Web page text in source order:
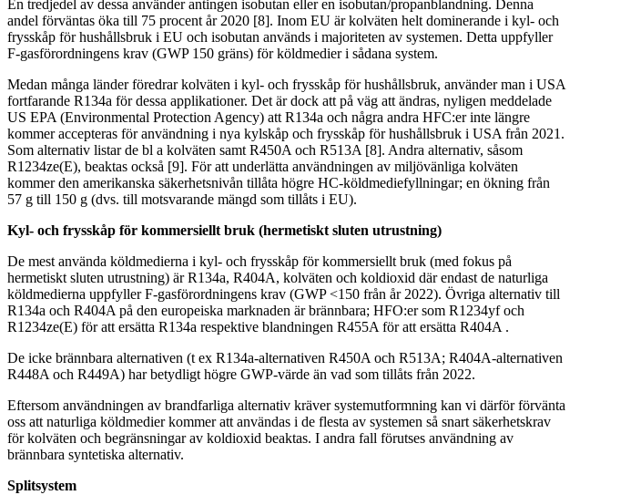
En tredjedel av dessa använder antingen isobutan eller en isobutan/propanblandning. Denna
andel förväntas öka till 75 procent år 2020 [8]. Inom EU är kolväten helt dominerande i kyl- och
frysskåp för hushållsbruk i EU och isobutan används i majoriteten av systemen. Detta uppfyller
F-gasförordningens krav (GWP 150 gräns) för köldmedier i sådana system.
Medan många länder föredrar kolväten i kyl- och frysskåp för hushållsbruk, använder man i USA
fortfarande R134a för dessa applikationer. Det är dock att på väg att ändras, nyligen meddelade
US EPA (Environmental Protection Agency) att R134a och några andra HFC:er inte längre
kommer accepteras för användning i nya kylskåp och frysskåp för hushållsbruk i USA från 2021.
Som alternativ listar de bl a kolväten samt R450A och R513A [8]. Andra alternativ, såsom
R1234ze(E), beaktas också [9]. För att underlätta användningen av miljövänliga kolväten
kommer den amerikanska säkerhetsnivån tillåta högre HC-köldmediefyllningar; en ökning från
57 g till 150 g (dvs. till motsvarande mängd som tillåts i EU).
Kyl- och frysskåp för kommersiellt bruk (hermetiskt sluten utrustning)
De mest använda köldmedierna i kyl- och frysskåp för kommersiellt bruk (med fokus på
hermetiskt sluten utrustning) är R134a, R404A, kolväten och koldioxid där endast de naturliga
köldmedierna uppfyller F-gasförordningens krav (GWP <150 från år 2022). Övriga alternativ till
R134a och R404A på den europeiska marknaden är brännbara; HFO:er som R1234yf och
R1234ze(E) för att ersätta R134a respektive blandningen R455A för att ersätta R404A .
De icke brännbara alternativen (t ex R134a-alternativen R450A och R513A; R404A-alternativen
R448A och R449A) har betydligt högre GWP-värde än vad som tillåts från 2022.
Eftersom användningen av brandfarliga alternativ kräver systemutformning kan vi därför förvänta
oss att naturliga köldmedier kommer att användas i de flesta av systemen så snart säkerhetskrav
för kolväten och begränsningar av koldioxid beaktas. I andra fall förutses användning av
brännbara syntetiska alternativ.
Splitsystem